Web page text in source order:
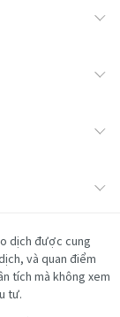
dịch được cung
và quan điểm
tích mà không xem
tư.